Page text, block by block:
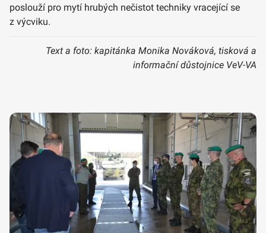
poslouží pro mytí hrubých nečistot techniky vracející se
z výcviku.
Text a foto: kapitánka Monika Nováková, tisková a
informační důstojnice VeV-VA